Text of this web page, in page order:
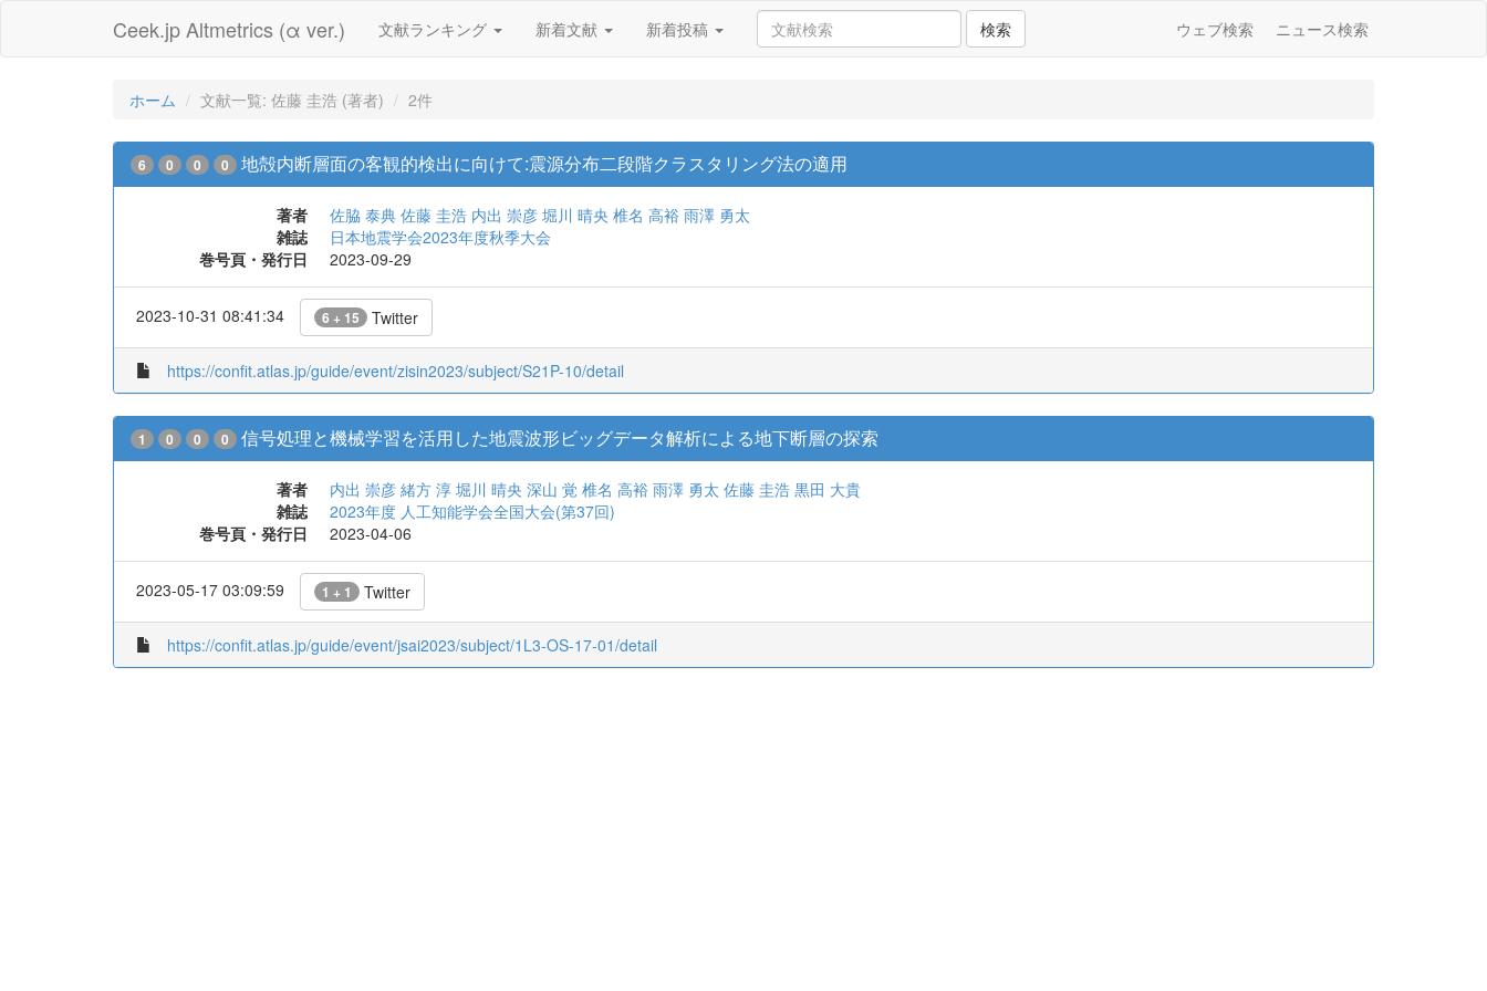
Ceek.jp Altmetrics (α ver.) 文献ランキング 新着文献 新着投稿 検索 ウェブ検索 ニュース検索
ホーム 文献一覧: 佐藤 圭浩 (著者) 2件
6 0 0 0 地殻内断層面の客観的検出に向けて:震源分布二段階クラスタリング法の適用
著者 佐脇 泰典 佐藤 圭浩 内出 崇彦 堀川 晴央 椎名 高裕 雨澤 勇太
雑誌
日本地震学会2023年度秋季大会
巻号頁・発行日
2023-09-29
2023-10-31 08:41:34 6 + 15 Twitter
https://confit.atlas.jp/guide/event/zisin2023/subject/S21P-10/detail
1 0 0 0 信号処理と機械学習を活用した地震波形ビッグデータ解析による地下断層の探索
著者 内出 崇彦 緒方 淳 堀川 晴央 深山 覚 椎名 高裕 雨澤 勇太 佐藤 圭浩 黒田 大貴
雑誌
2023年度 人工知能学会全国大会(第37回)
巻号頁・発行日
2023-04-06
2023-05-17 03:09:59 1 + 1 Twitter
https://confit.atlas.jp/guide/event/jsai2023/subject/1L3-OS-17-01/detail